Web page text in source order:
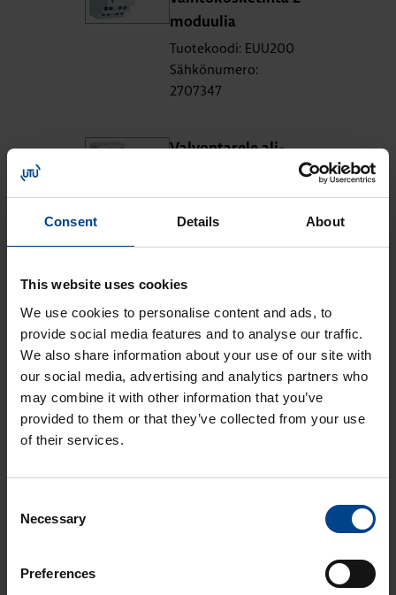
Consent Details About
This website uses cookies
We use cookies to personalise content and ads, to
provide social media features and to analyse our traffic.
We also share information about your use of our site with
our social media, advertising and analytics partners who
may combine it with other information that you’ve
provided to them or that they’ve collected from your use
of their services.
Selection
Necessary
Preferences
mo­duu­lia
Tuotekoodi: EUU200
Sähkönumero:
2707347
Val­von­ta­re­le ali­
ja vai­he­jär­jes­tys
1-/3L+N 2 vaih­to­
kos­ke­tin­ta
Sähkönumero:
2707350
TUTUSTU KOKO RELEVALIKOIMAAN
Mistä voin ostaa?
UTUn asennustarvikkeiden ja